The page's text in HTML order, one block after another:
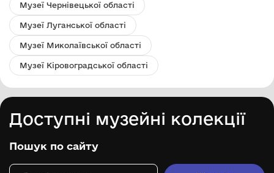
Музеї Чернівецької області
Музеї Луганської області
Музеї Миколаївської області
Музеї Кіровоградської області
Доступні музейні колекції
Пошук по сайту